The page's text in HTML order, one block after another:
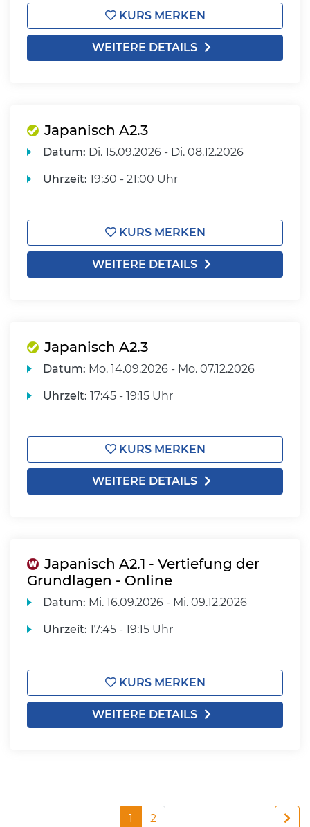
KURS MERKEN
WEITERE DETAILS
Japanisch A2.3
Datum: Di. 15.09.2026 - Di. 08.12.2026
Uhrzeit: 19:30 - 21:00 Uhr
KURS MERKEN
WEITERE DETAILS
Japanisch A2.3
Datum: Mo. 14.09.2026 - Mo. 07.12.2026
Uhrzeit: 17:45 - 19:15 Uhr
KURS MERKEN
WEITERE DETAILS
Japanisch A2.1 - Vertiefung der
Grundlagen - Online
Datum: Mi. 16.09.2026 - Mi. 09.12.2026
Uhrzeit: 17:45 - 19:15 Uhr
KURS MERKEN
WEITERE DETAILS
1 2